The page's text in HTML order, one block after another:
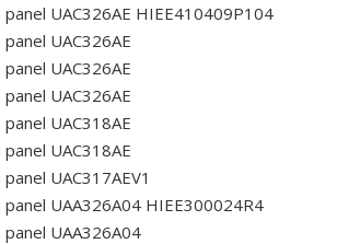
UAC326AE HIEE410409P104
UAC326AE
UAC326AE
UAC326AE
UAC318AE
UAC318AE
UAC317AEV1
UAA326A04 HIEE300024R4
UAA326A04